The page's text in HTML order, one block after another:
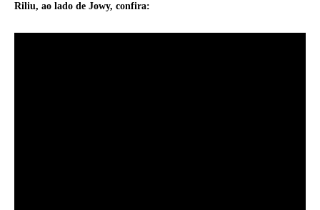
Riliu, ao lado de Jowy, confira: